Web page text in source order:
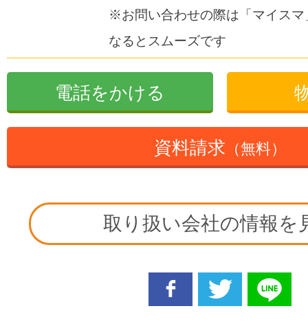
※お問い合わせの際は「マイス
なるとスムーズです
電話をかける
資料請求 （無料）
取り扱い会社の情報を